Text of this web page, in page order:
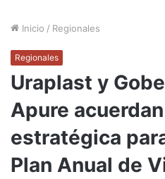
Inicio / Regionales
Regionales
Uraplast y
Apure
estratégica
Plan Anual de